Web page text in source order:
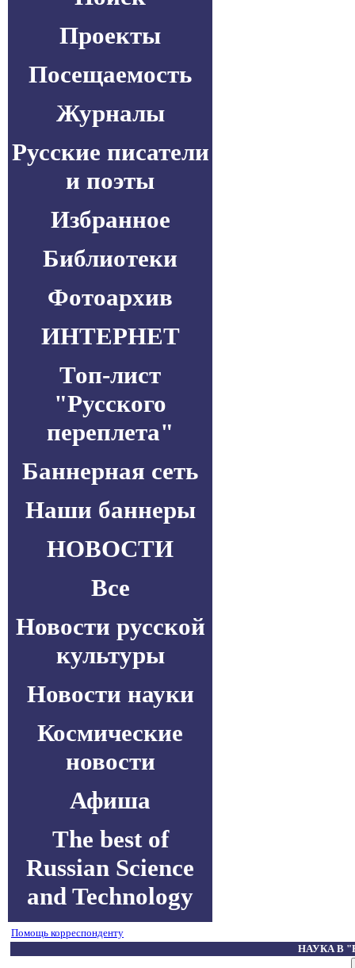
Проекты
Посещаемость
Журналы
Русские писатели
и поэты
Избранное
Библиотеки
Фотоархив
ИНТЕРНЕТ
Топ-лист
"Русского
переплета"
Баннерная сеть
Наши баннеры
НОВОСТИ
Все
Новости русской
культуры
Новости науки
Космические
новости
Афиша
The best of
Russian Science
and Technology
Помощь корреспонденту
НАУКА В